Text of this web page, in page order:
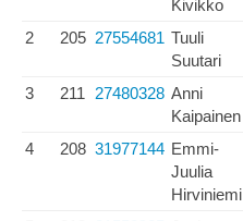
Kivikko
2 205 27554681 Tuuli
Suutari
3 211 27480328 Anni
Kaipainen
4 208 31977144 Emmi-
Juulia
Hirviniemi